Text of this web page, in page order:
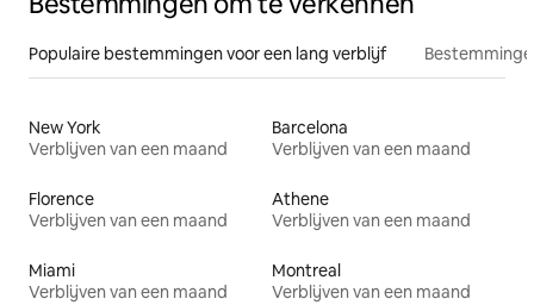
Populaire bestemmingen voor een lang verblijf
New York
Verblijven van een maand
Barcelona
Verblijven van een maand
Florence
Verblijven van een maand
Athene
Verblijven van een maand
Miami
Verblijven van een maand
Montreal
Verblijven van een maand